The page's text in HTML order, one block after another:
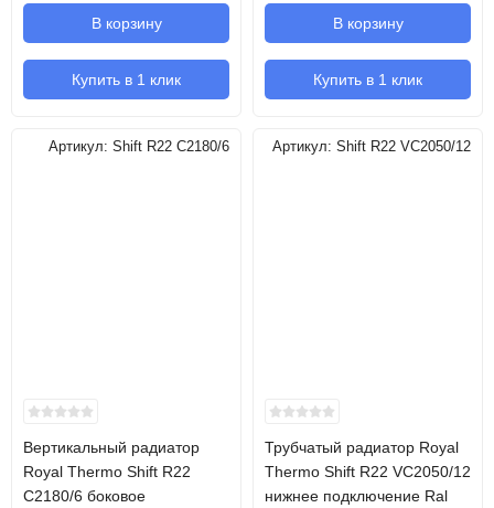
В корзину
Купить в 1 клик
В корзину
Купить в 1 клик
Артикул: Shift R22 C2180/6
Вертикальный радиатор
Royal Thermo Shift R22
C2180/6 боковое
Артикул: Shift R22 VC2050/12
Трубчатый радиатор Royal
Thermo Shift R22 VC2050/12
нижнее подключение Ral